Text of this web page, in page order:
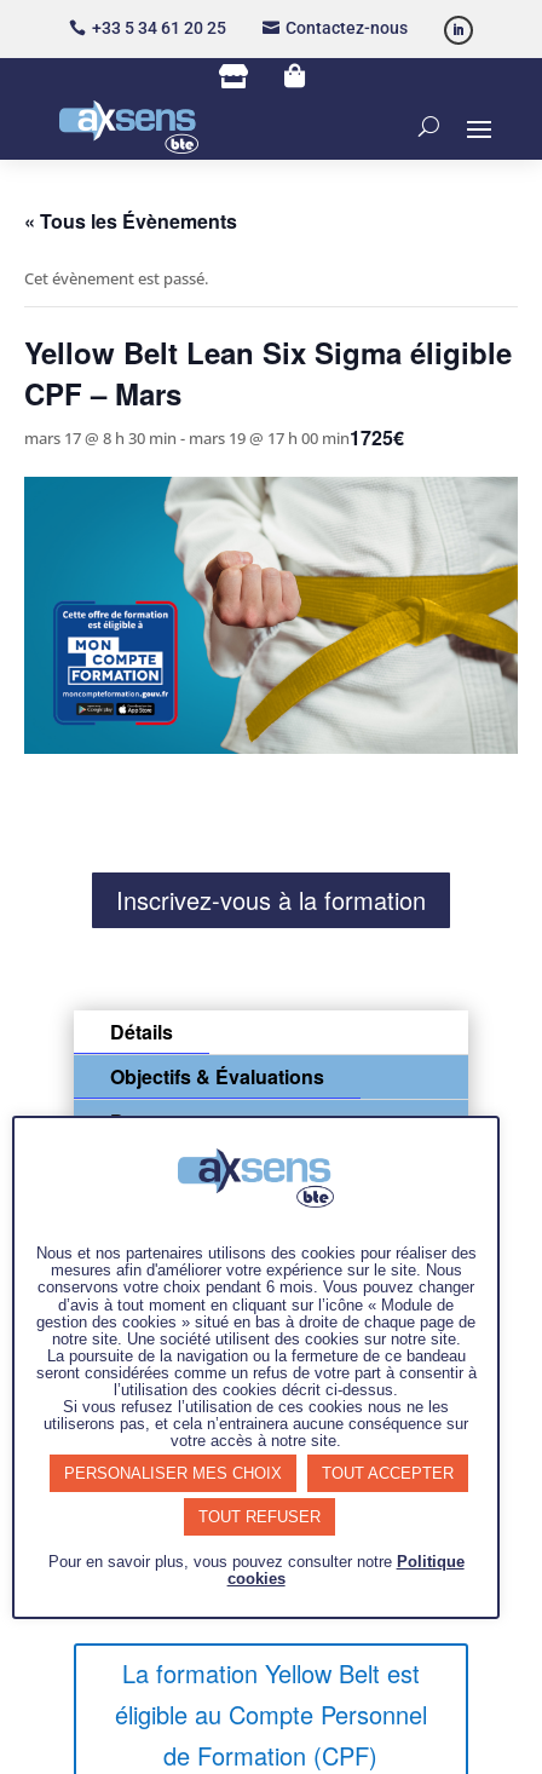
 +33 5 34 61 20 25  Contactez-nous
 
« Tous les Évènements
Cet évènement est passé.
Yellow Belt Lean Six Sigma éligible
CPF – Mars
mars 17 @ 8 h 30 min - mars 19 @ 17 h 00 min1725€
Inscrivez-vous à la formation
Détails
Objectifs & Évaluations
Programme
La formation Yellow Belt vise à doter
les participants d’outils simples pour
analyser un processus et en
déterminer des axes de progrès
simples.
Cette formation favorise l’implication
de tous dans les démarches Lean
dans les entreprises
La formation Yellow Belt est
éligible au Compte Personnel
de Formation (CPF)
Nous et nos partenaires utilisons des cookies pour réaliser des
mesures afin d'améliorer votre expérience sur le site. Nous
conservons votre choix pendant 6 mois. Vous pouvez changer
d’avis à tout moment en cliquant sur l’icône « Module de
gestion des cookies » situé en bas à droite de chaque page de
notre site. Une société utilisent des cookies sur notre site.
La poursuite de la navigation ou la fermeture de ce bandeau
seront considérées comme un refus de votre part à consentir à
l’utilisation des cookies décrit ci-dessus.
Si vous refusez l’utilisation de ces cookies nous ne les
utiliserons pas, et cela n’entrainera aucune conséquence sur
votre accès à notre site.
PERSONALISER MES CHOIX
TOUT ACCEPTER
TOUT REFUSER
Pour en savoir plus, vous pouvez consulter notre Politique
cookies